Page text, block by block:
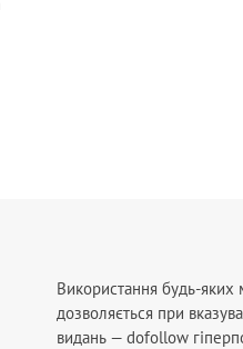
Використання будь-яких
дозволяється при
видань — dofollow